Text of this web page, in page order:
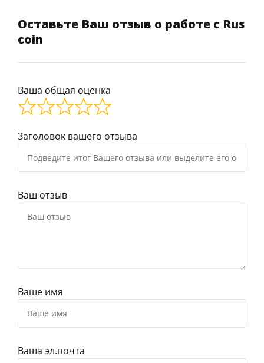
Оставьте Ваш отзыв о работе с Rus
coin
Ваша общая оценка
Заголовок вашего отзыва
Ваш отзыв
Ваше имя
Ваша эл.почта